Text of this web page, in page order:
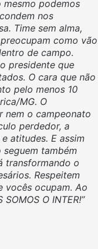
podemos
nos
Time sem alma,
como vão
de campo.
presidente que
O cara que não
pelo menos 10
MG. O
nem o campeonato
perdedor, a
atitudes. E assim
também
transformando o
Respeitem
vocês ocupam. Ao
O INTER!”